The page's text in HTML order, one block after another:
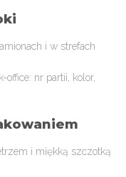
i w strefach
nr partii, kolor,
i miękką szczotką